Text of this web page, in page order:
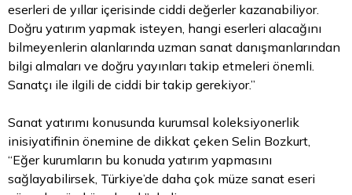
eserleri de yıllar içerisinde ciddi değerler kazanabiliyor.
Doğru yatırım yapmak isteyen, hangi eserleri alacağını
bilmeyenlerin alanlarında uzman sanat danışmanlarından
bilgi almaları ve doğru yayınları takip etmeleri önemli.
Sanatçı ile ilgili de ciddi bir takip gerekiyor.”
Sanat yatırımı konusunda kurumsal koleksiyonerlik
inisiyatifinin önemine de dikkat çeken Selin Bozkurt,
“Eğer kurumların bu konuda yatırım yapmasını
sağlayabilirsek, Türkiye’de daha çok müze sanat eseri